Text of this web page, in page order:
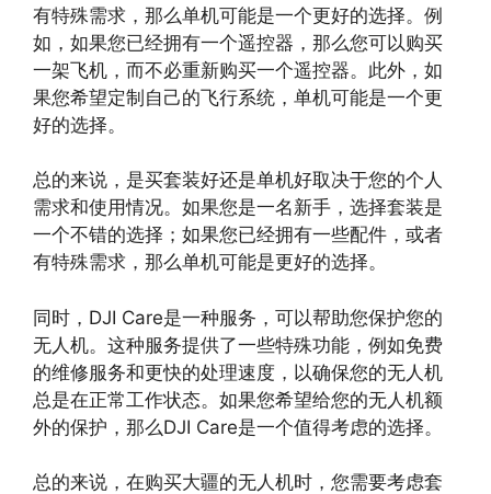
有特殊需求，那么单机可能是一个更好的选择。例
如，如果您已经拥有一个遥控器，那么您可以购买
一架飞机，而不必重新购买一个遥控器。此外，如
果您希望定制自己的飞行系统，单机可能是一个更
好的选择。
总的来说，是买套装好还是单机好取决于您的个人
需求和使用情况。如果您是一名新手，选择套装是
一个不错的选择；如果您已经拥有一些配件，或者
有特殊需求，那么单机可能是更好的选择。
同时，DJI Care是一种服务，可以帮助您保护您的
无人机。这种服务提供了一些特殊功能，例如免费
的维修服务和更快的处理速度，以确保您的无人机
总是在正常工作状态。如果您希望给您的无人机额
外的保护，那么DJI Care是一个值得考虑的选择。
总的来说，在购买大疆的无人机时，您需要考虑套